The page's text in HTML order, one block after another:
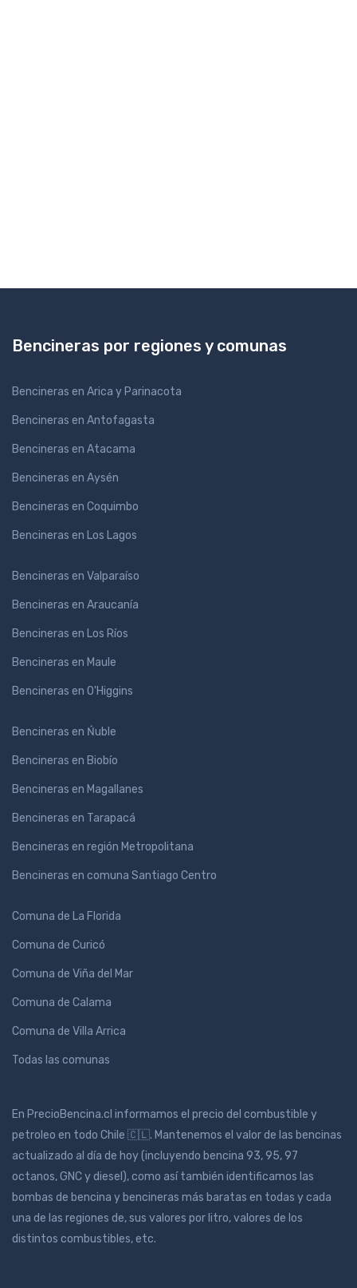
Bencineras por regiones y comunas
Bencineras en Arica y Parinacota
Bencineras en Antofagasta
Bencineras en Atacama
Bencineras en Aysén
Bencineras en Coquimbo
Bencineras en Los Lagos
Bencineras en Valparaíso
Bencineras en Araucanía
Bencineras en Los Ríos
Bencineras en Maule
Bencineras en O'Higgins
Bencineras en Ńuble
Bencineras en Biobío
Bencineras en Magallanes
Bencineras en Tarapacá
Bencineras en región Metropolitana
Bencineras en comuna Santiago Centro
Comuna de La Florida
Comuna de Curicó
Comuna de Viña del Mar
Comuna de Calama
Comuna de Villa Arrica
Todas las comunas
En PrecioBencina.cl informamos el precio del combustible y
petroleo en todo Chile 🇨🇱. Mantenemos el valor de las bencinas
actualizado al día de hoy (incluyendo bencina 93, 95, 97
octanos, GNC y diesel), como así también identificamos las
bombas de bencina y bencineras más baratas en todas y cada
una de las regiones de, sus valores por litro, valores de los
distintos combustibles, etc.